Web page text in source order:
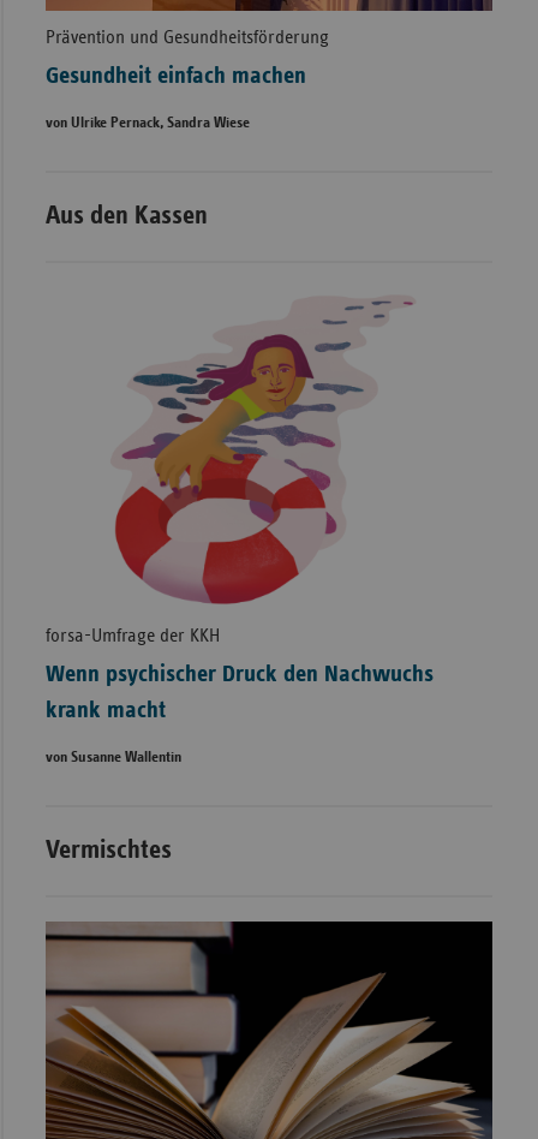
Prävention und Gesundheitsförderung
Gesundheit einfach machen
von Ulrike Pernack, Sandra Wiese
Aus den Kassen
forsa-Umfrage der KKH
Wenn psychischer Druck den Nachwuchs
krank macht
von Susanne Wallentin
Vermischtes